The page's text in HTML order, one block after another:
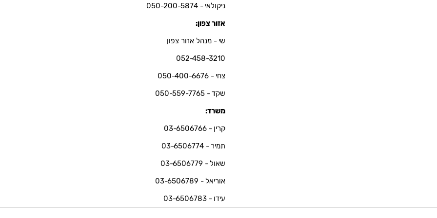
ניקולאי - 050-200-5874
אזור צפון:
שי - מנהל אזור צפון
052-458-3210
צחי - 050-400-6676
שקד - 050-559-7765
משרד:
קרין - 03-6506766
תמיר - 03-6506774
שאול - 03-6506779
אוריאל - 03-6506789
עידו - 03-6506783